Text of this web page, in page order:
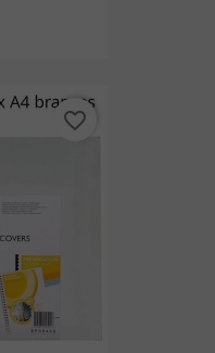
favorite_border